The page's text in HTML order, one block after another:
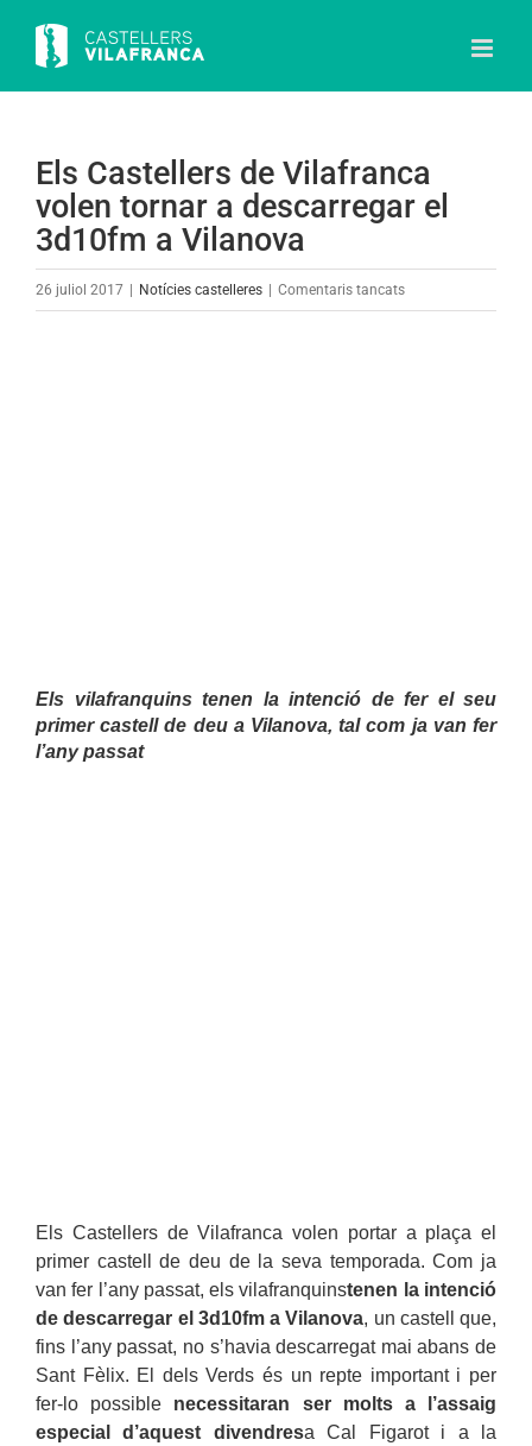
content
Els Castellers de Vilafranca
volen tornar a descarregar el
3d10fm a Vilanova
26 juliol 2017 Notícies castelleres Comentaris tancatsa
Els vilafranquins tenen la intenció de fer el seu
primer castell de deu a Vilanova, tal com ja van fer
l’any passat
Els Castellers de Vilafranca volen portar a plaça el
primer castell de deu de la seva temporada. Com ja
van fer l’any passat, els vilafranquinstenen la intenció
de descarregar el 3d10fm a Vilanova, un castell que,
fins l’any passat, no s’havia descarregat mai abans de
Sant Fèlix. El dels Verds és un repte important i per
fer-lo possible necessitaran ser molts a l’assaig
especial d’aquest divendresa Cal Figarot i a la